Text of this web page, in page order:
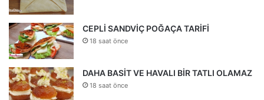
CEPLİ SANDVİÇ POĞAÇA TARİFİ
18 saat önce
DAHA BASİT VE HAVALI BİR TATLI OLAMAZ
18 saat önce